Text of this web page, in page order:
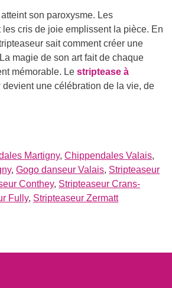
son paroxysme. Les
cris de joie emplissent la pièce. En
sait comment créer une
magie de son art fait de chaque
mémorable. Lestriptease à
devient une célébration de la vie, de
Martigny,Chippendales Valais,
,Gogo danseur Valais, Stripteaseur
Conthey, Stripteaseur Crans-
Fully, Stripteaseur Zermatt